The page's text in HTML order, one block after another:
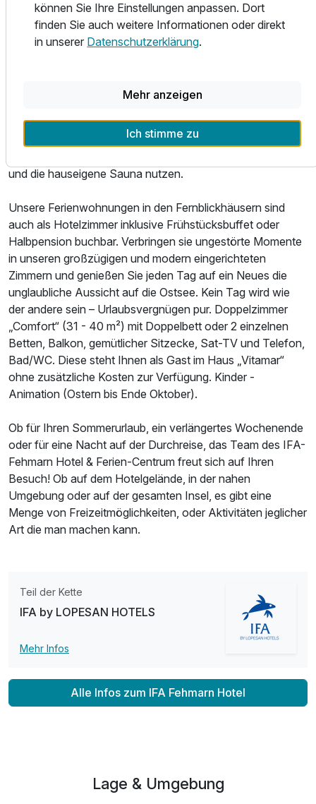
Ölen oder einer pflegenden Gesichtsbehandlung
verwöhnen.
Ferien-Centrum. Nur durch den Strandaufgang von
unserem „Vitarium“ getrennt, haben Sie hier die
Möglichkeit, unsere großzügigen Ferienwohnungen zu
genießen. Sie können, ohne das Haus zu verlassen, das
und die hauseigene Sauna nutzen.
Unsere Ferienwohnungen in den Fernblickhäusern sind
auch als Hotelzimmer inklusive Frühstücksbuffet oder
Halbpension buchbar. Verbringen sie ungestörte Momente
in unseren großzügigen und modern eingerichteten
Zimmern und genießen Sie jeden Tag auf ein Neues die
unglaubliche Aussicht auf die Ostsee. Kein Tag wird wie
der andere sein – Urlaubsvergnügen pur. Doppelzimmer
„Comfort“ (31 - 40 m²) mit Doppelbett oder 2 einzelnen
Betten, Balkon, gemütlicher Sitzecke, Sat-TV und Telefon,
Bad/WC. Diese steht Ihnen als Gast im Haus „Vitamar“
ohne zusätzliche Kosten zur Verfügung. Kinder -
Animation (Ostern bis Ende Oktober).
Ob für Ihren Sommerurlaub, ein verlängertes Wochenende
oder für eine Nacht auf der Durchreise, das Team des IFA-
Fehmarn Hotel & Ferien-Centrum freut sich auf Ihren
Besuch! Ob auf dem Hotelgelände, in der nahen
Umgebung oder auf der gesamten Insel, es gibt eine
Menge von Freizeitmöglichkeiten, oder Aktivitäten jeglicher
Art die man machen kann.
Teil der Kette
IFA by LOPESAN HOTELS
Mehr Infos
Alle Infos zum IFA Fehmarn Hotel
Lage & Umgebung
können Sie Ihre Einstellungen anpassen. Dort
finden Sie auch weitere Informationen oder direkt
in unserer Datenschutzerklärung.
Mehr anzeigen
Ich stimme zu